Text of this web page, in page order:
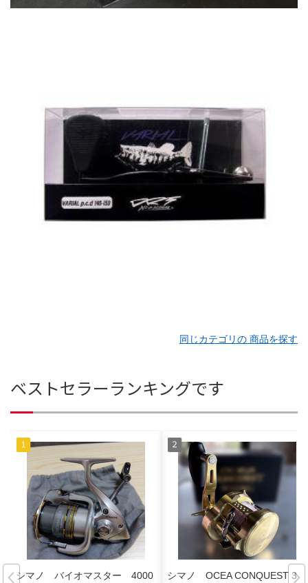
同じカテゴリの 商品を探す
ベストセラーランキングです
シマノ バイオマスター 4000
シマノ OCEA CONQUEST 30